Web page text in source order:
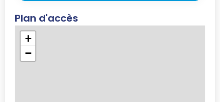
Plan d'accès
+
−